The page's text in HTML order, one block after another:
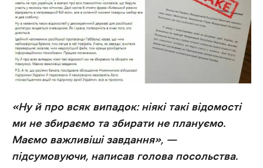
«Ну й про всяк випадок: ніякі такі відомості
ми не збираємо та збирати не плануємо.
Маємо важливіші завдання», —
підсумовуючи, написав голова посольства.